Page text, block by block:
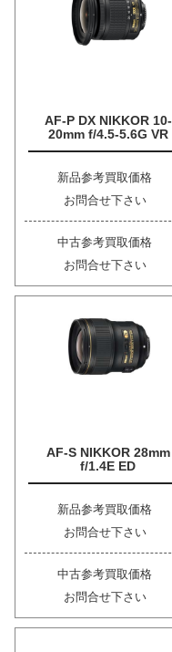
AF-P DX NIKKOR 10-
20mm f/4.5-5.6G VR
新品参考買取価格
お問合せ下さい
中古参考買取価格
お問合せ下さい
AF-S NIKKOR 28mm
f/1.4E ED
新品参考買取価格
お問合せ下さい
中古参考買取価格
お問合せ下さい